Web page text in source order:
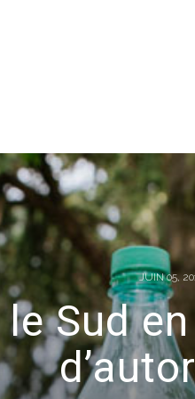
JUIN 05,
Sud